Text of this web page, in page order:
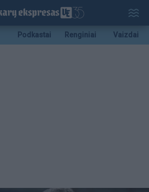
Podkastai Renginiai Vaizdai